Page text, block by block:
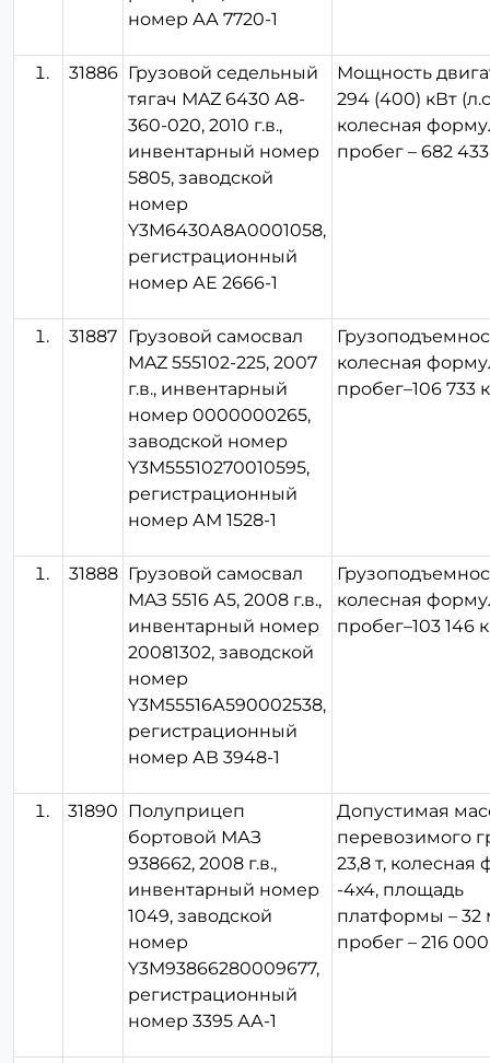
номер АА 7720-1
31886 Грузовой седельный
тягач МAZ 6430 А8-
360-020, 2010 г.в.,
инвентарный номер
5805, заводской
номер
Y3M6430А8А0001058,
регистрационный
номер АЕ 2666-1
Мощность
294 (400) кВт
колесная
пробег – 682
31887 Грузовой самосвал
MAZ 555102-225, 2007
г.в., инвентарный
номер 0000000265,
заводской номер
Y3M55510270010595,
регистрационный
номер АМ 1528-1
колесная
пробег–106 733
31888 Грузовой самосвал
MAЗ 5516 А5, 2008 г.в.,
инвентарный номер
20081302, заводской
номер
Y3M55516А590002538,
регистрационный
номер АВ 3948-1
колесная
пробег–103 146
31890 Полуприцеп
бортовой МАЗ
938662, 2008 г.в.,
инвентарный номер
1049, заводской
номер
Y3M93866280009677,
регистрационный
номер 3395 АА-1
Допустимая
перевозимого
23,8 т, колесная
-4х4, площадь
платформы – 32
пробег – 216